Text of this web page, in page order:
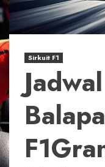
Sirkuit F1